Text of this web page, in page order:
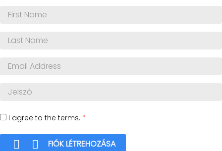
I agree to the terms. *
  FIÓK LÉTREHOZÁSA